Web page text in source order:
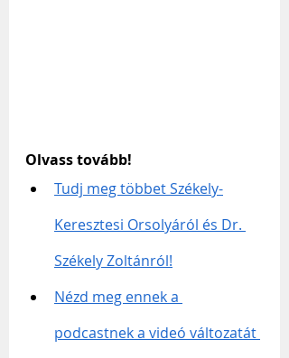
Olvass tovább!
Tudj meg többet Székely-
Keresztesi Orsolyáról és Dr.
Székely Zoltánról!
Nézd meg ennek a
podcastnek a videó változatát